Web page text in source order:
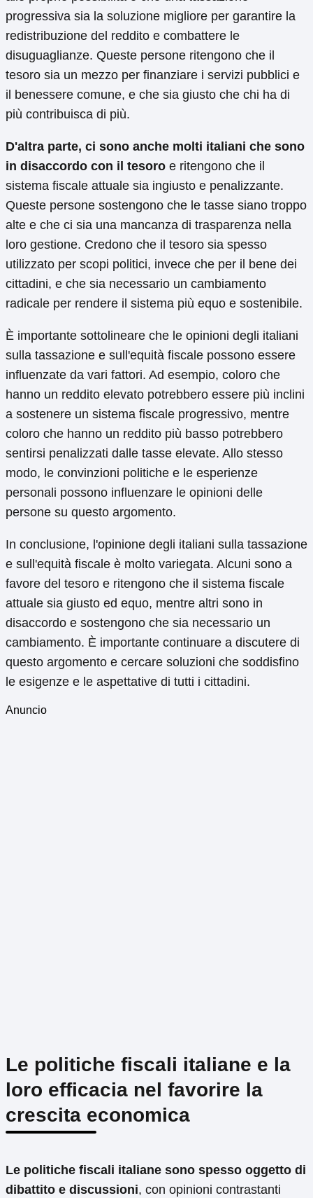
progressiva sia la soluzione migliore per garantire la
redistribuzione del reddito e combattere le
disuguaglianze. Queste persone ritengono che il
tesoro sia un mezzo per finanziare i servizi pubblici e
il benessere comune, e che sia giusto che chi ha di
più contribuisca di più.
D'altra parte, ci sono anche molti italiani che sono
in disaccordo con il tesoro e ritengono che il
sistema fiscale attuale sia ingiusto e penalizzante.
Queste persone sostengono che le tasse siano troppo
alte e che ci sia una mancanza di trasparenza nella
loro gestione. Credono che il tesoro sia spesso
utilizzato per scopi politici, invece che per il bene dei
cittadini, e che sia necessario un cambiamento
radicale per rendere il sistema più equo e sostenibile.
È importante sottolineare che le opinioni degli italiani
sulla tassazione e sull'equità fiscale possono essere
influenzate da vari fattori. Ad esempio, coloro che
hanno un reddito elevato potrebbero essere più inclini
a sostenere un sistema fiscale progressivo, mentre
coloro che hanno un reddito più basso potrebbero
sentirsi penalizzati dalle tasse elevate. Allo stesso
modo, le convinzioni politiche e le esperienze
personali possono influenzare le opinioni delle
persone su questo argomento.
In conclusione, l'opinione degli italiani sulla tassazione
e sull'equità fiscale è molto variegata. Alcuni sono a
favore del tesoro e ritengono che il sistema fiscale
attuale sia giusto ed equo, mentre altri sono in
disaccordo e sostengono che sia necessario un
cambiamento. È importante continuare a discutere di
questo argomento e cercare soluzioni che soddisfino
le esigenze e le aspettative di tutti i cittadini.
Anuncio
Le politiche fiscali italiane e la
loro efficacia nel favorire la
crescita economica
Le politiche fiscali italiane sono spesso oggetto di
dibattito e discussioni, con opinioni contrastanti